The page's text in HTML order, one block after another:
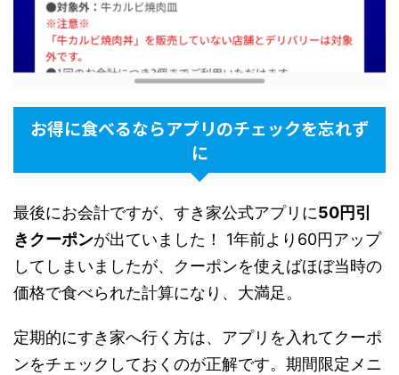
お得に食べるならアプリのチェックを忘れず
に
最後にお会計ですが、すき家公式アプリに50円引
きクーポンが出ていました！ 1年前より60円アップ
してしまいましたが、クーポンを使えばほぼ当時の
価格で食べられた計算になり、大満足。
定期的にすき家へ行く方は、アプリを入れてクーポ
ンをチェックしておくのが正解です。期間限定メニ